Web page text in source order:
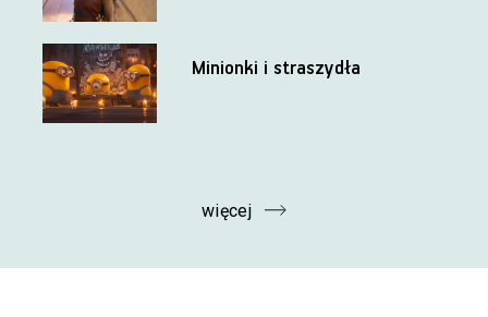
Minionki i straszydła
więcej